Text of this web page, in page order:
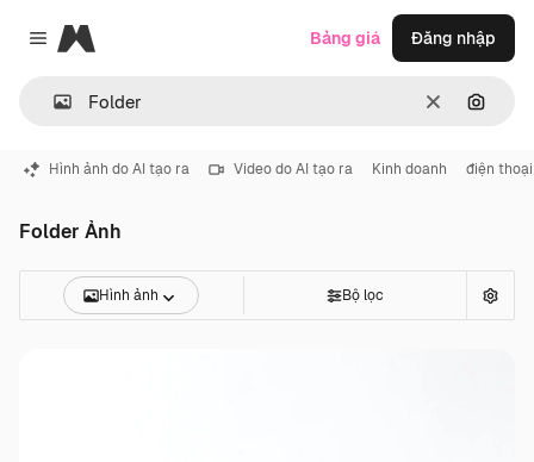
Close menu
Magnific
ThôngTìm
Bảng giá Đăng nhập
Hình ảnh do AI tạo ra Video do AI tạo ra Kinh doanh điện thoại
Folder Ảnh
Hình ảnh Bộ lọc